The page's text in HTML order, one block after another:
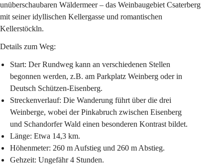
unüberschaubaren Wäldermeer – das Weinbaugebiet Csaterberg
mit seiner idyllischen Kellergasse und romantischen
Kellerstöckln.
Details zum Weg:
Start: Der Rundweg kann an verschiedenen Stellen
begonnen werden, z.B. am Parkplatz Weinberg oder in
Deutsch Schützen-Eisenberg.
Streckenverlauf: Die Wanderung führt über die drei
Weinberge, wobei der Pinkabruch zwischen Eisenberg
und Schandorfer Wald einen besonderen Kontrast bildet.
Länge: Etwa 14,3 km.
Höhenmeter: 260 m Aufstieg und 260 m Abstieg.
Gehzeit: Ungefähr 4 Stunden.